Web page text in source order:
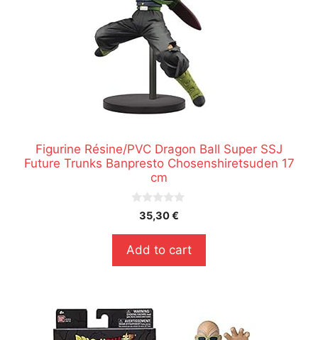
Figurine Résine/PVC Dragon Ball Super SSJ
Future Trunks Banpresto Chosenshiretsuden 17
cm
s
u
5
35,30€
Add to cart